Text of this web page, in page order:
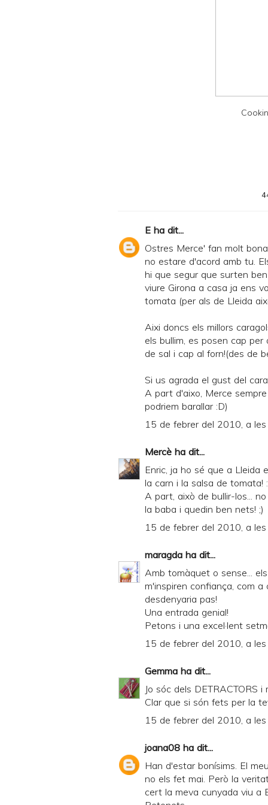
E ha dit...
Ostres Merce' fan molt
no estare d'acord amb tu.
hi que segur que surten
viure Girona a casa ja ens
tomata (per als de Lleida
Aixi doncs els millors
els bullim, es posen cap
de sal i cap al forn!(des de
Si us agrada el gust del
A part d'aixo, Merce
podriem barallar :D)
15 de febrer del 2010, a
Mercè ha dit...
Enric, ja ho sé que a Lleida
la carn i la salsa de tomata!
A part, això de bullir-los...
la baba i quedin ben nets! ;)
15 de febrer del 2010, a
maragda ha dit...
Amb tomàquet o sense...
m'inspiren confiança, com
desdenyaria pas!
Una entrada genial!
Petons i una excel·lent
15 de febrer del 2010, a
Gemma ha dit...
Jo sóc dels DETRACTORS
Clar que si són fets per la
15 de febrer del 2010, a
joana08 ha dit...
Han d'estar bonísims. El
no els fet mai. Però la
cert la meva cunyada viu a